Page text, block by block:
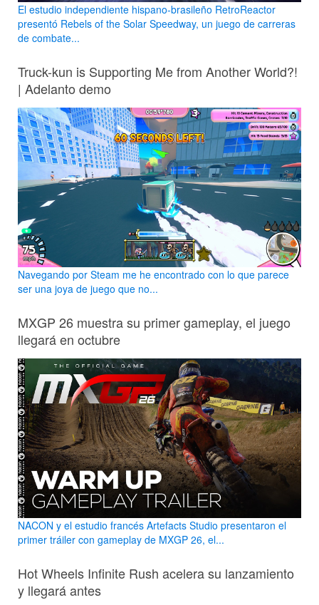
El estudio independiente hispano-brasileño RetroReactor
presentó Rebels of the Solar Speedway, un juego de carreras
de combate...
Truck-kun is Supporting Me from Another World?!
| Adelanto demo
Navegando por Steam me he encontrado con lo que parece
ser una joya de juego que no...
MXGP 26 muestra su primer gameplay, el juego
llegará en octubre
NACON y el estudio francés Artefacts Studio presentaron el
primer tráiler con gameplay de MXGP 26, el...
Hot Wheels Infinite Rush acelera su lanzamiento
y llegará antes